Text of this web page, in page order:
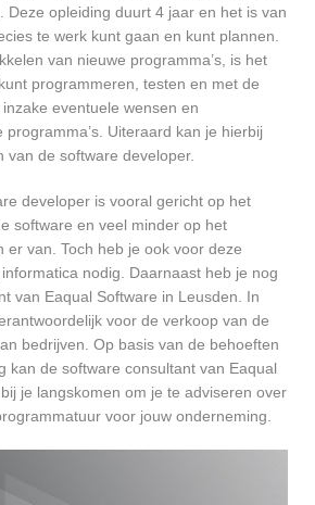
Deze opleiding duurt 4 jaar en het is van
te werk kunt gaan en kunt plannen.
van nieuwe programma’s, is het
programmeren, testen en met de
eventuele wensen en
Uiteraard kan je hierbij
van de software developer.
developer is vooral gericht op het
software en veel minder op het
er van. Toch heb je ook voor deze
nodig. Daarnaast heb je nog
van Eaqual Software in Leusden. In
voor de verkoop van de
bedrijven. Op basis van de behoeften
kan de software consultant van Eaqual
je langskomen om je te adviseren over
voor jouw onderneming.